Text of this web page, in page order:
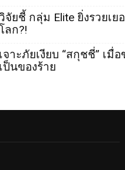
จัยชี้ กลุ่ม Elite ยิ่งรวยเย
ลก?!
จาะภัยเงียบ “สกุชชี่” เมื่
ป็นของร้าย